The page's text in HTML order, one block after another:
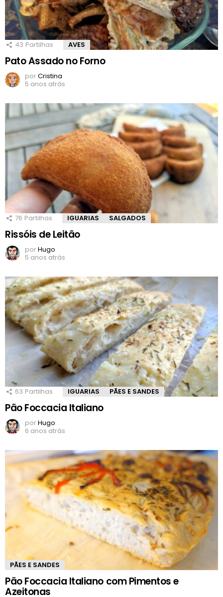
43 Partilhas AVES
Pato Assado no Forno
porCristina
5 anos atrás
76 Partilhas IGUARIAS SALGADOS
Rissóis de Leitão
porHugo
5 anos atrás
63 Partilhas IGUARIAS PÃES E SANDES
Pão Foccacia Italiano
porHugo
6 anos atrás
PÃES E SANDES
Pão Foccacia Italiano com Pimentos e
Azeitonas